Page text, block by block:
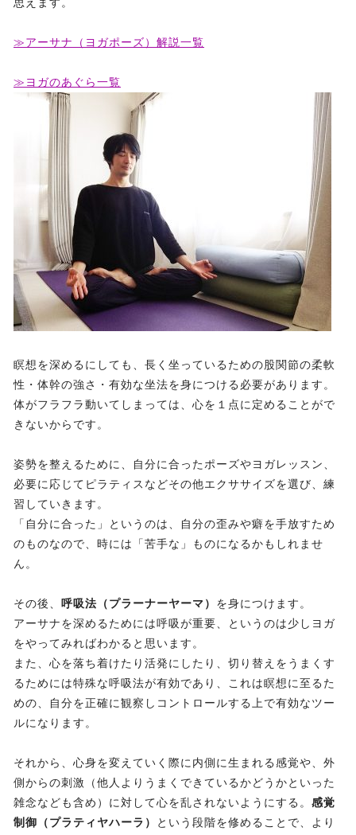
≫アーサナ（ヨガポーズ）解説一覧
≫ヨガのあぐら一覧
瞑想を深めるにしても、長く坐っているための股関節の柔軟
性・体幹の強さ・有効な坐法を身につける必要があります。
体がフラフラ動いてしまっては、心を１点に定めることがで
きないからです。
姿勢を整えるために、自分に合ったポーズやヨガレッスン、
必要に応じてピラティスなどその他エクササイズを選び、練
習していきます。
「自分に合った」というのは、自分の歪みや癖を手放すため
のものなので、時には「苦手な」ものになるかもしれませ
ん。
その後、 呼吸法（プラーナーヤーマ） を身につけます。
アーサナを深めるためには呼吸が重要、というのは少しヨガ
をやってみればわかると思います。
また、心を落ち着けたり活発にしたり、切り替えをうまくす
るためには特殊な呼吸法が有効であり、これは瞑想に至るた
めの、自分を正確に観察しコントロールする上で有効なツー
ルになります。
それから、心身を変えていく際に内側に生まれる感覚や、外
側からの刺激（他人よりうまくできているかどうかといった
雑念なども含め）に対して心を乱されないようにする。 感覚
制御（プラティヤハーラ）
という段階を修めることで、より